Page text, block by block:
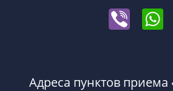
Адреса пунктов